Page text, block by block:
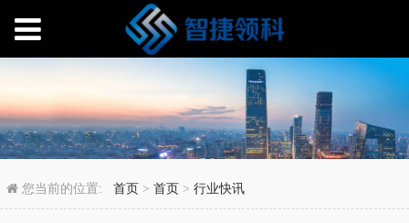
商务部回应Meta收购审
您当前的位置:首页 >首页 >行业快讯